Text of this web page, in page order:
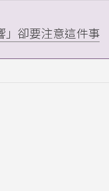
」卻要注意這件事